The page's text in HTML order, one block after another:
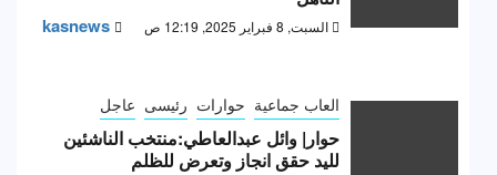
السبت, 8 فبراير 2025, 12:19 ص kasnews
العاب جماعية حوارات رئيسى عاجل
حوار| وائل عبدالعاطي:منتخب الناشئين
لليد حقق انجاز وتعرض للظلم